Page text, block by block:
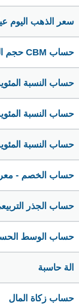
سعر الذهب اليوم عيار 24
حساب CBM حجم الشحنة التجارية
حساب النسبة
حساب النسبة
حساب النسبة
حساب الخصم -
حساب الجذر
حساب الوسط
الة حاسبة
حساب زكاة المال